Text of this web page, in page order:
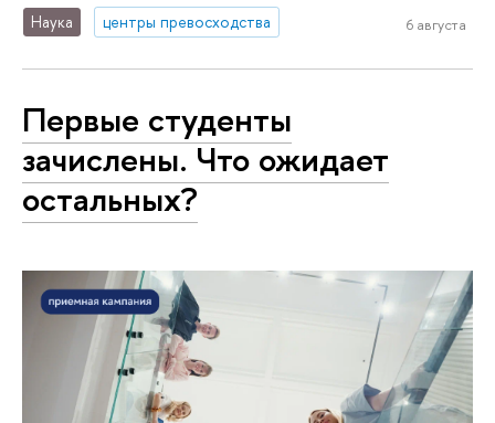
Наука центры превосходства 6 августа
Первые студенты
зачислены. Что ожидает
остальных?